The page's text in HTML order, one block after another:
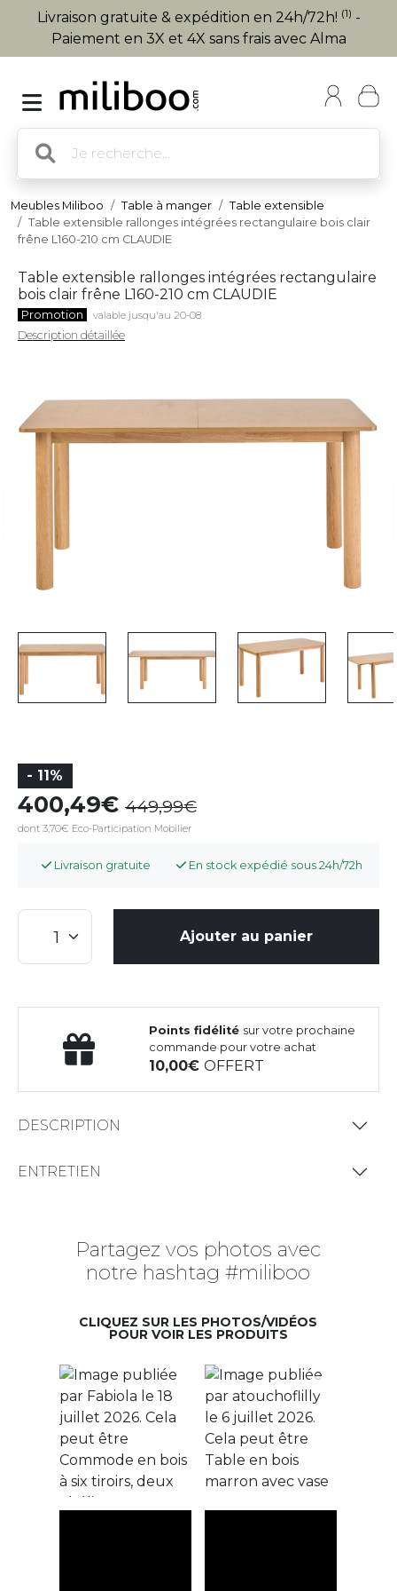
Livraison gratuite & expédition en 24h/72h! (1) -
Paiement en 3X et 4X sans frais avec Alma
Meubles Miliboo Table à manger
Table extensible
Table extensible rallonges intégrées rectangulaire bois clair
frêne L160-210 cm CLAUDIE
Table extensible rallonges intégrées rectangulaire
bois clair frêne L160-210 cm CLAUDIE
Promotion valable jusqu'au 20-08
Description détaillée
- 11%
400,49 449,99
dont 3,70€ Eco-Participation Mobilier
Livraison gratuite En stock expédié sous 24h/72h
Ajouter au panier
Points fidélité sur votre prochaine
commande pour votre achat
10,00OFFERT
DESCRIPTION
ENTRETIEN
Partagez vos photos avec
notre hashtag #miliboo
CLIQUEZ SUR LES PHOTOS/VIDÉOS
POUR VOIR LES PRODUITS